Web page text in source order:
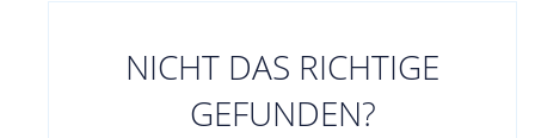
NICHT DAS RICHTIGE
GEFUNDEN?